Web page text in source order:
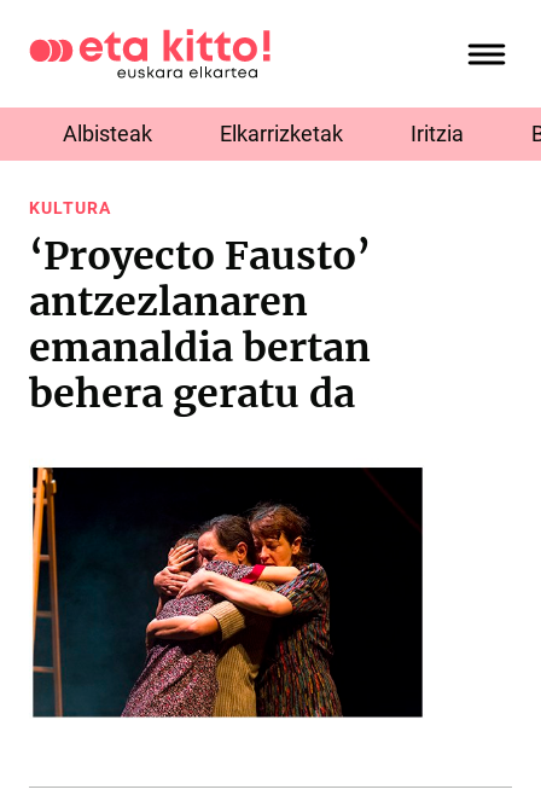
Albisteak Elkarrizketak Iritzia
KULTURA
‘Proyecto Fausto’
antzezlanaren
emanaldia bertan
behera geratu da